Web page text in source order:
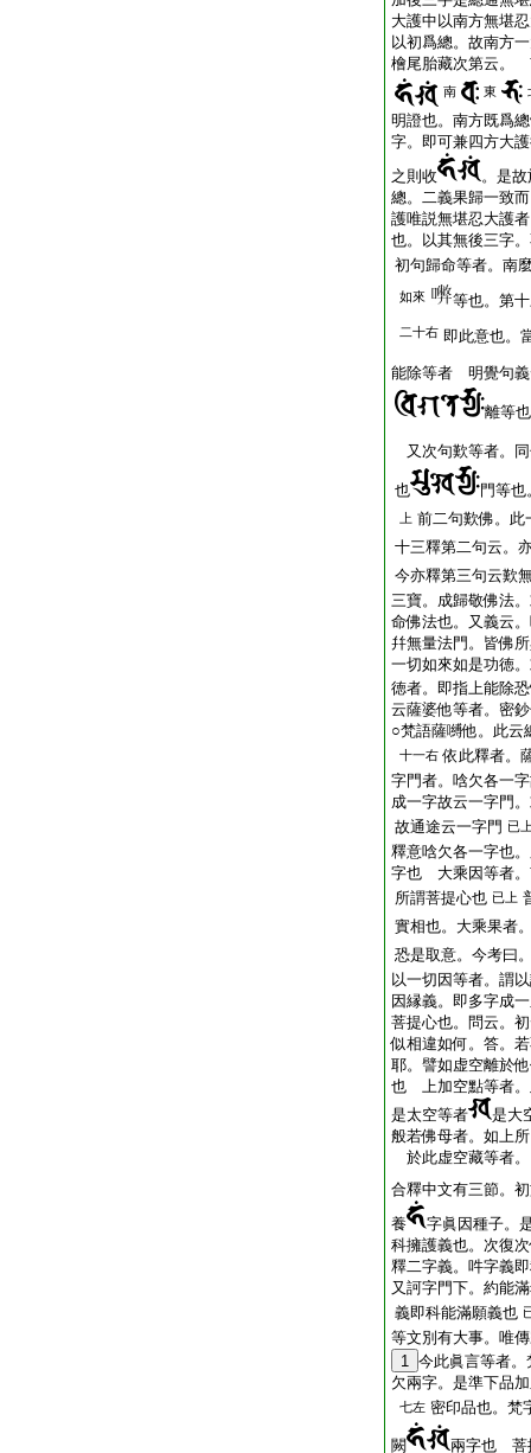
大護中以南方無堪
以初爲總。故南方
檜尾胎藏次第云。
南 東
明證也。南方既爲
字。即可兼四方大
之則收
。是
總。二義果歸一致
護唯説無堪忍大護
也。以其無後三字
初句歸命等者。南
如來 等也。第
二十右 即此意也。
能除等者 明覺句
離等
又次句歎等者。
也 門等
上 前二句歎佛。此
十三釋第二句云。
今亦釋第三句云歎
三寶。成歸敬佛法
命佛法也。又義云
幷無量法門。皆佛
一切如來如是功徳
徳者。即指上能除
云薩婆他等者。密
○梵語薩嚩他。此云
十一右 依此釋者。
字門者。唅欠各一
成一字故云一字門
故通途云一字門 已
釋意唅欠各一字也
字也 大乘因等者。
所謂菩提心也 已上
實相也。大乘果者
恐是取意。今考曰
以一切因等者。謂
因縁義。即多字成
菩提心也。問云。
似相違如何。答。
耶。譬如虚空離於
也 上加空點等者
是太空等者
是大
般若佛母者。如上
於此虚空藏等者
合釋中文有三節。
養
字眞因種子。
科擁護義也。次復
釋二字義。吽字義
又訶字門下。約能
義即科能滿願義也
等文別有大事。唯
1 今此眞言等者
欠兩字。是準下品
七左 密印品也。梵
闕 兩字也 菩